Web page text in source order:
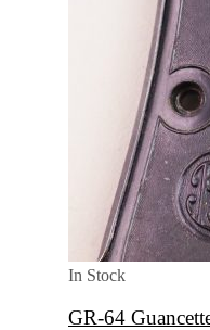
In Stock
GR-64